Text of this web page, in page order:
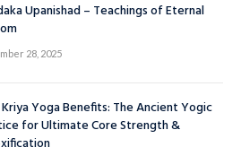
Upanishad – Teachings of Eternal
28, 2025
Yoga Benefits: The Ancient Yogic
for Ultimate Core Strength &